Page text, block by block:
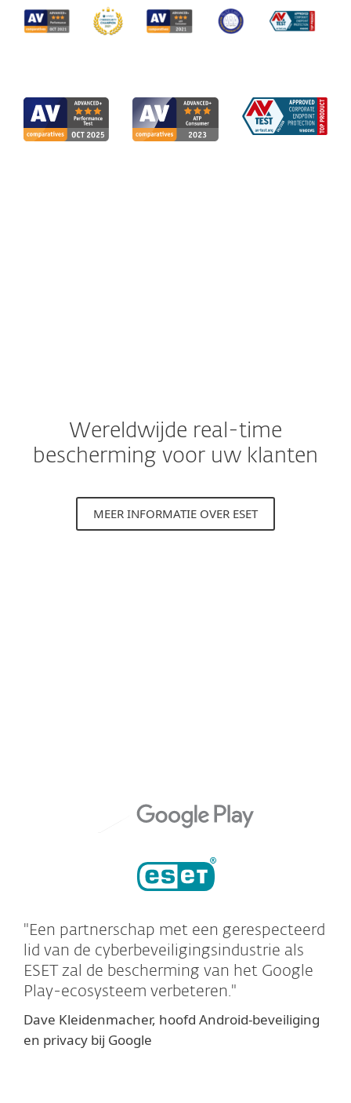
Wereldwijde real-time
bescherming voor uw klanten
MEER INFORMATIE OVER ESET
"Een partnerschap met een gerespecteerd
lid van de cyberbeveiligingsindustrie als
ESET zal de bescherming van het Google
Play-ecosysteem verbeteren."
Dave Kleidenmacher, hoofd Android-beveiliging
en privacy bij Google